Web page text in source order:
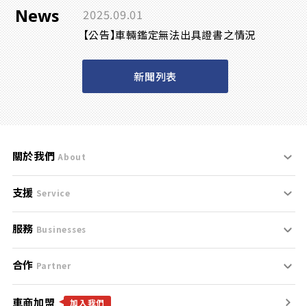
News 2025.09.01
【公告】車輛鑑定無法出具證書之情況
新聞列表
關於我們 About
刊登規範
服務條款
免責聲明
支援 Service
支援中心
聯絡我們
服務 Businesses
什麼是Goo鑑定？
找好車
合作 Partner
合作夥伴
車商加盟 加入我們